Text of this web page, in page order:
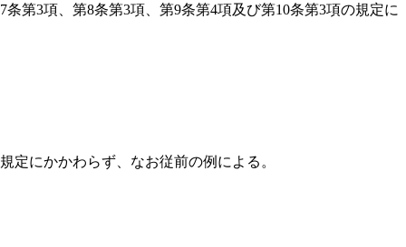
第3項、第8条第3項、第9条第4項及び第10条第3項の規定に
にかかわらず、なお従前の例による。